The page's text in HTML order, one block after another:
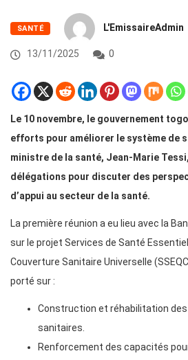
SANTÉ L'EmissaireAdmin
13/11/2025 0
Le 10 novembre, le gouvernement
efforts pour améliorer le système de
ministre de la santé, Jean-Marie
délégations pour discuter des
d’appui au secteur de la santé.
La première réunion a eu lieu avec la
sur le projet Services de Santé
Couverture Sanitaire Universelle
porté sur :
Construction et réhabilitation
sanitaires.
Renforcement des capacités